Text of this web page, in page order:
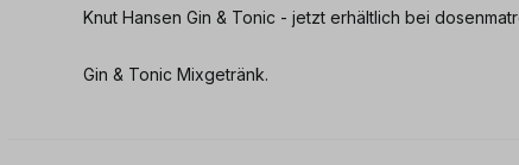
Knut Hansen Gin & Tonic - jetzt erhältlich bei
Gin & Tonic Mixgetränk.